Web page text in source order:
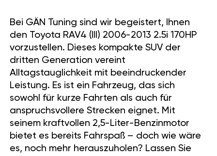
Bei GÄN Tuning sind wir begeistert, Ihnen
den Toyota RAV4 (III) 2006-2013 2.5i 170HP
vorzustellen. Dieses kompakte SUV der
dritten Generation vereint
Alltagstauglichkeit mit beeindruckender
Leistung. Es ist ein Fahrzeug, das sich
sowohl für kurze Fahrten als auch für
anspruchsvollere Strecken eignet. Mit
seinem kraftvollen 2,5-Liter-Benzinmotor
bietet es bereits Fahrspaß – doch wie wäre
es, noch mehr herauszuholen? Lassen Sie